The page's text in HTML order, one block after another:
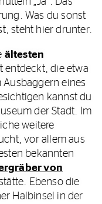
Was du sonst
steht hier drunter.
ältesten
entdeckt, die etwa
eines
kannst du
der Stadt. Im
weitere
vor allem aus
bekannten
von
Ebenso die
Halbinsel in der